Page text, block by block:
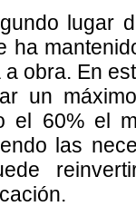
lugar
ha
a obra. En
un
el 60% el
las